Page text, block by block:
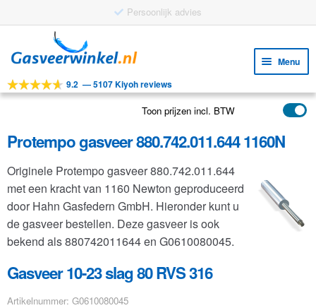
Gratis verzending vanaf €25
door
navigatie
naar
inhoud
Menu
Tools
Toepassingen
Klantenservice
FAQ
9.2 —5107 Kiyoh reviews
Toon prijzen incl. BTW
Protempo gasveer 880.742.011.644 1160N
Originele Protempo gasveer 880.742.011.644
met een kracht van 1160 Newton geproduceerd
door Hahn Gasfedern GmbH. Hieronder kunt u
de gasveer bestellen. Deze gasveer is ook
bekend als 880742011644 en G0610080045.
Gasveer 10-23 slag 80 RVS 316
Artikelnummer: G0610080045